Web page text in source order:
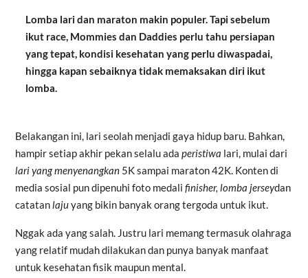
Lomba lari dan maraton makin populer. Tapi sebelum
ikut race, Mommies dan Daddies perlu tahu persiapan
yang tepat, kondisi kesehatan yang perlu diwaspadai,
hingga kapan sebaiknya tidak memaksakan diri ikut
lomba.
Belakangan ini, lari seolah menjadi gaya hidup baru. Bahkan,
hampir setiap akhir pekan selalu ada peristiwa lari, mulai dari
lari yang menyenangkan5K sampai maraton 42K. Konten di
media sosial pun dipenuhi foto medali finisher, lomba jerseydan
catatanlajuyang bikin banyak orang tergoda untuk ikut.
Nggak ada yang salah. Justru lari memang termasuk olahraga
yang relatif mudah dilakukan dan punya banyak manfaat
untuk kesehatan fisik maupun mental.